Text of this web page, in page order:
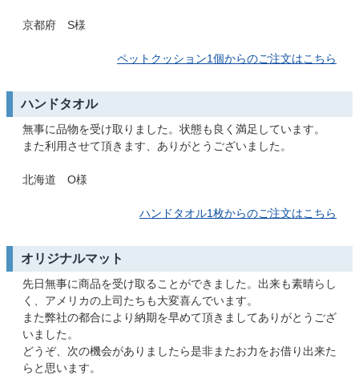
京都府 S様
ペットクッション1個からのご注文はこちら
ハンドタオル
無事に品物を受け取りました。状態も良く満足しています。
また利用させて頂きます、ありがとうございました。
北海道 O様
ハンドタオル1枚からのご注文はこちら
オリジナルマット
先日無事に商品を受け取ることができました。出来も素晴らし
く、アメリカの上司たちも大変喜んでいます。
また弊社の都合により納期を早めて頂きましてありがとうござ
いました。
どうぞ、次の機会がありましたら是非またお力をお借り出来た
らと思います。